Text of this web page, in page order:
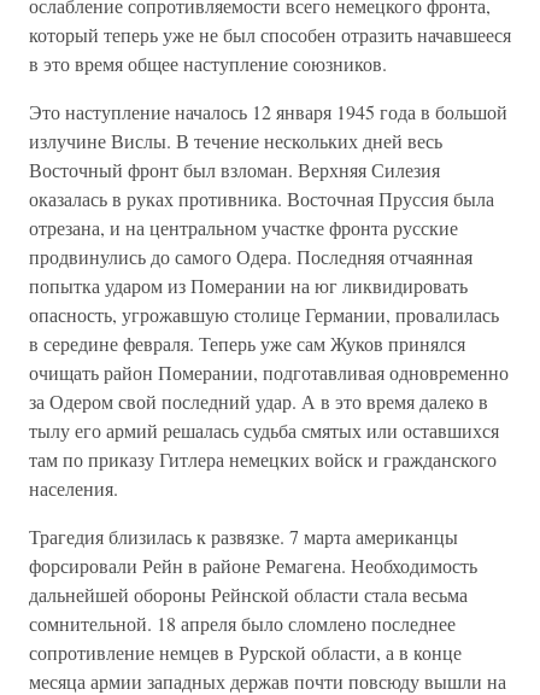
ослабление сопротивляемости всего немецкого фронта,
который теперь уже не был способен отразить начавшееся
в это время общее наступление союзников.
Это наступление началось 12 января 1945 года в большой
излучине Вислы. В течение нескольких дней весь
Восточный фронт был взломан. Верхняя Силезия
оказалась в руках противника. Восточная Пруссия была
отрезана, и на центральном участке фронта русские
продвинулись до самого Одера. Последняя отчаянная
попытка ударом из Померании на юг ликвидировать
опасность, угрожавшую столице Германии, провалилась
в середине февраля. Теперь уже сам Жуков принялся
очищать район Померании, подготавливая одновременно
за Одером свой последний удар. А в это время далеко в
тылу его армий решалась судьба смятых или оставшихся
там по приказу Гитлера немецких войск и гражданского
населения.
Трагедия близилась к развязке. 7 марта американцы
форсировали Рейн в районе Ремагена. Необходимость
дальнейшей обороны Рейнской области стала весьма
сомнительной. 18 апреля было сломлено последнее
сопротивление немцев в Рурской области, а в конце
месяца армии западных держав почти повсюду вышли на